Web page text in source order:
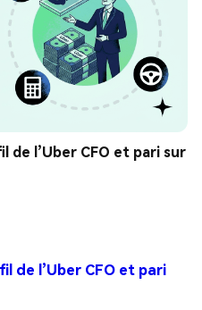
de l’Uber CFO et pari sur
de l’Uber CFO et pari